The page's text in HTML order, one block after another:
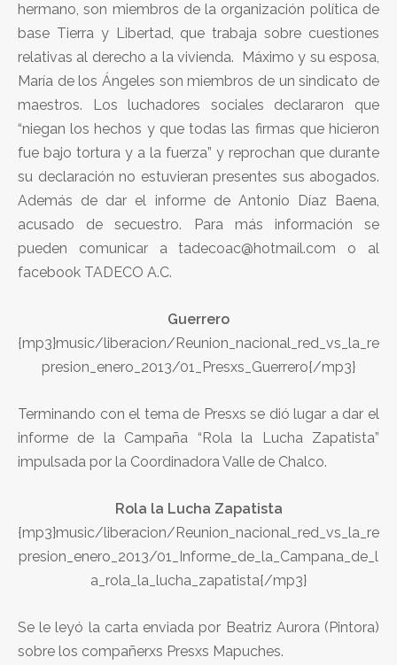
hermano, son miembros de la organización política de
base Tierra y Libertad, que trabaja sobre cuestiones
relativas al derecho a la vivienda. Máximo y su esposa,
María de los Ángeles son miembros de un sindicato de
maestros. Los luchadores sociales declararon que
“niegan los hechos y que todas las firmas que hicieron
fue bajo tortura y a la fuerza” y reprochan que durante
su declaración no estuvieran presentes sus abogados.
Además de dar el informe de Antonio Díaz Baena,
acusado de secuestro. Para más información se
pueden comunicar a tadecoac@hotmail.com o al
facebook TADECO A.C.
Guerrero
{mp3}music/liberacion/Reunion_nacional_red_vs_la_re
presion_enero_2013/01_Presxs_Guerrero{/mp3}
Terminando con el tema de Presxs se dió lugar a dar el
informe de la Campaña “Rola la Lucha Zapatista”
impulsada por la Coordinadora Valle de Chalco.
Rola la Lucha Zapatista
{mp3}music/liberacion/Reunion_nacional_red_vs_la_re
presion_enero_2013/01_Informe_de_la_Campana_de_l
a_rola_la_lucha_zapatista{/mp3}
Se le leyó la carta enviada por Beatriz Aurora (Pintora)
sobre los compañerxs Presxs Mapuches.